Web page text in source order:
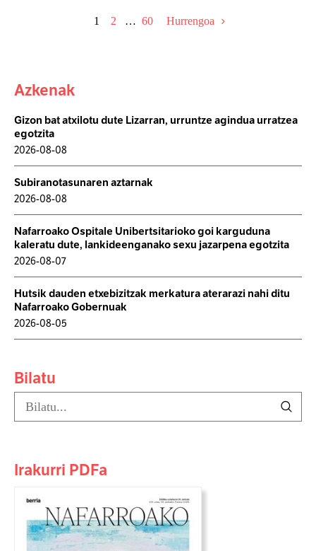
1 2 … 60 Hurrengoa
Azkenak
Gizon bat atxilotu dute Lizarran, urruntze agindua urratzea
egotzita
2026-08-08
Subiranotasunaren aztarnak
2026-08-08
Nafarroako Ospitale Unibertsitarioko goi karguduna
kaleratu dute, lankideenganako sexu jazarpena egotzita
2026-08-07
Hutsik dauden etxebizitzak merkatura aterarazi nahi ditu
Nafarroako Gobernuak
2026-08-05
Bilatu
Irakurri PDFa